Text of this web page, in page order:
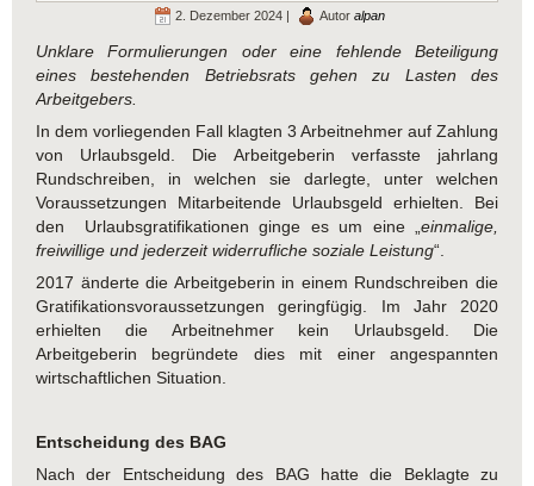
2. Dezember 2024 | Autor alpan
Unklare Formulierungen oder eine fehlende Beteiligung
eines bestehenden Betriebsrats gehen zu Lasten des
Arbeitgebers.
In dem vorliegenden Fall klagten 3 Arbeitnehmer auf Zahlung
von Urlaubsgeld. Die Arbeitgeberin verfasste jahrlang
Rundschreiben, in welchen sie darlegte, unter welchen
Voraussetzungen Mitarbeitende Urlaubsgeld erhielten. Bei
den Urlaubsgratifikationen ginge es um eine „einmalige,
freiwillige und jederzeit widerrufliche soziale Leistung“.
2017 änderte die Arbeitgeberin in einem Rundschreiben die
Gratifikationsvoraussetzungen geringfügig. Im Jahr 2020
erhielten die Arbeitnehmer kein Urlaubsgeld. Die
Arbeitgeberin begründete dies mit einer angespannten
wirtschaftlichen Situation.
Entscheidung des BAG
Nach der Entscheidung des BAG hatte die Beklagte zu